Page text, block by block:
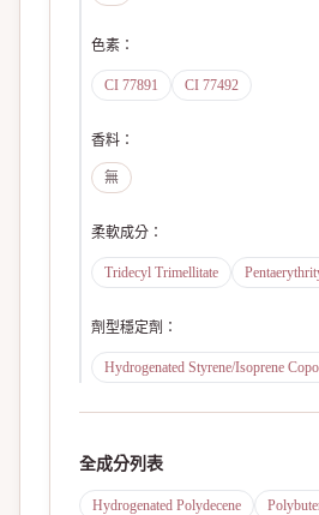
色素 ：
CI 77891 CI 77492
香料 ：
無
柔軟成分 ：
Tridecyl Trimellitate
劑型穩定劑 ：
Hydrogenated Styrene/Isoprene
全成分列表
Hydrogenated Polydecene